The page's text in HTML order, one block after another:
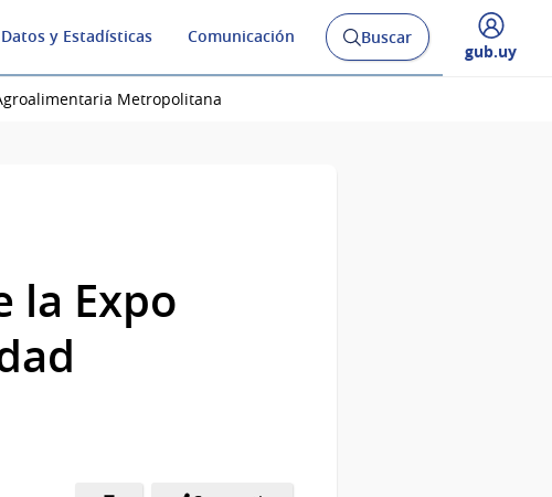
Datos y Estadísticas Comunicación
Abrir
buscador
Buscar
Desplegar
gub.uy
Metropolitana
la Expo